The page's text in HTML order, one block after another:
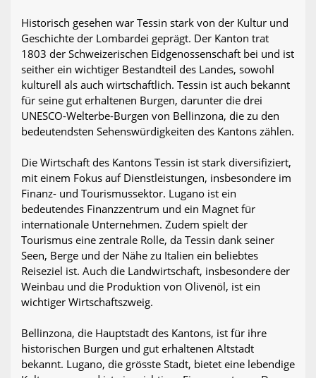
Historisch gesehen war Tessin stark von der Kultur und
Geschichte der Lombardei geprägt. Der Kanton trat
1803 der Schweizerischen Eidgenossenschaft bei und ist
seither ein wichtiger Bestandteil des Landes, sowohl
kulturell als auch wirtschaftlich. Tessin ist auch bekannt
für seine gut erhaltenen Burgen, darunter die drei
UNESCO-Welterbe-Burgen von Bellinzona, die zu den
bedeutendsten Sehenswürdigkeiten des Kantons zählen.
Die Wirtschaft des Kantons Tessin ist stark diversifiziert,
mit einem Fokus auf Dienstleistungen, insbesondere im
Finanz- und Tourismussektor. Lugano ist ein
bedeutendes Finanzzentrum und ein Magnet für
internationale Unternehmen. Zudem spielt der
Tourismus eine zentrale Rolle, da Tessin dank seiner
Seen, Berge und der Nähe zu Italien ein beliebtes
Reiseziel ist. Auch die Landwirtschaft, insbesondere der
Weinbau und die Produktion von Olivenöl, ist ein
wichtiger Wirtschaftszweig.
Bellinzona, die Hauptstadt des Kantons, ist für ihre
historischen Burgen und gut erhaltenen Altstadt
bekannt. Lugano, die grösste Stadt, bietet eine lebendige